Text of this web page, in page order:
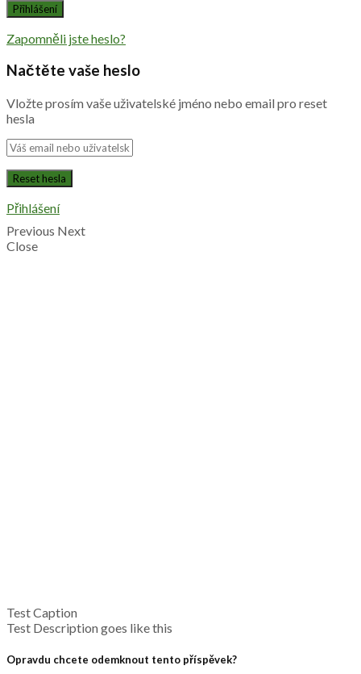
Zapomněli jste heslo?
Načtěte vaše heslo
Vložte prosím vaše uživatelské jméno nebo email pro reset
hesla
Přihlášení
Previous Next
Close
Test Caption
Test Description goes like this
Opravdu chcete odemknout tento příspěvek?